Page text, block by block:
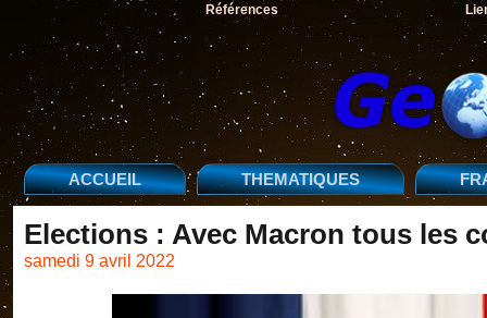
Références
ACCUEIL THEMATIQUES
Elections : Avec Macron tous les
samedi 9 avril 2022